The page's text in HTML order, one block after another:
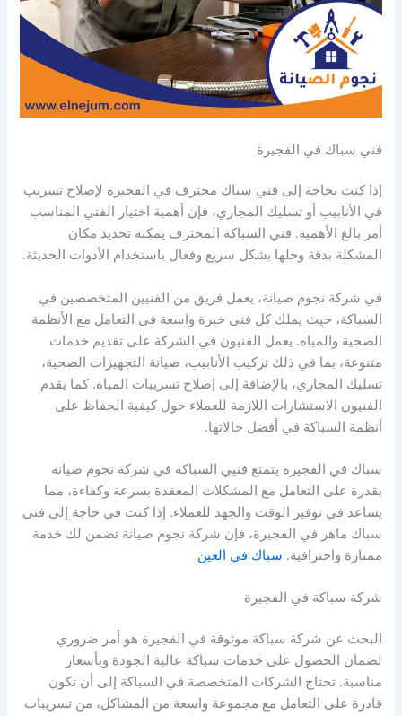
فني سباك في الفجيرة
إذا كنت بحاجة إلى فني سباك محترف في الفجيرة لإصلاح تسريب
في الأنابيب أو تسليك المجاري، فإن أهمية اختيار الفني المناسب
أمر بالغ الأهمية. فني السباكة المحترف يمكنه تحديد مكان
المشكلة بدقة وحلها بشكل سريع وفعال باستخدام الأدوات الحديثة.
في شركة نجوم صيانة، يعمل فريق من الفنيين المتخصصين في
السباكة، حيث يملك كل فني خبرة واسعة في التعامل مع الأنظمة
الصحية والمياه. يعمل الفنيون في الشركة على تقديم خدمات
متنوعة، بما في ذلك تركيب الأنابيب، صيانة التجهيزات الصحية،
تسليك المجاري، بالإضافة إلى إصلاح تسريبات المياه. كما يقدم
الفنيون الاستشارات اللازمة للعملاء حول كيفية الحفاظ على
أنظمة السباكة في أفضل حالاتها.
سباك في الفجيرة يتمتع فنيي السباكة في شركة نجوم صيانة
بقدرة على التعامل مع المشكلات المعقدة بسرعة وكفاءة، مما
يساعد في توفير الوقت والجهد للعملاء. إذا كنت في حاجة إلى فني
سباك ماهر في الفجيرة، فإن شركة نجوم صيانة تضمن لك خدمة
ممتازة واحترافية. سباك في العين
شركة سباكة في الفجيرة
البحث عن شركة سباكة موثوقة في الفجيرة هو أمر ضروري
لضمان الحصول على خدمات سباكة عالية الجودة وبأسعار
مناسبة. تحتاج الشركات المتخصصة في السباكة إلى أن تكون
قادرة على التعامل مع مجموعة واسعة من المشاكل، من تسريبات